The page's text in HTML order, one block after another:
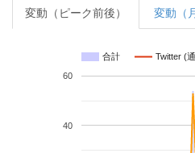
変動（ピーク前後） 変動（
合計 Twitter (
40
60